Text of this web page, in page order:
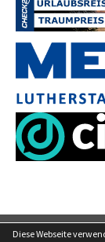
Diese Webseite